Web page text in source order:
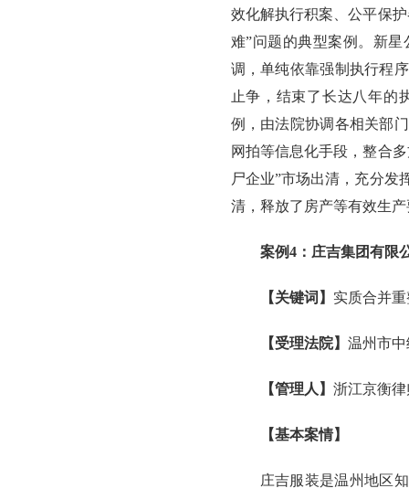
效化解执行积案、公平保
难”问题的典型案例。新
调，单纯依靠强制执行程
止争，结束了长达八年的
例，由法院协调各相关部
网拍等信息化手段，整合
尸企业”市场出清，充分发
清，释放了房产等有效生
案例4：庄吉集团有限
【关键词】 实质合并
【受理法院】 温州市
【管理人】 浙江京衡
【基本案情】
庄吉服装是温州地区